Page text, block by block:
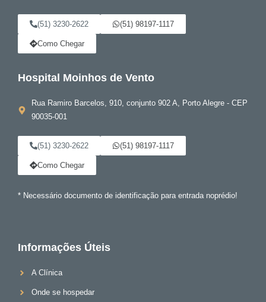
(51) 3230-2622 (51) 98197-1117
Como Chegar
Hospital Moinhos de Vento
Rua Ramiro Barcelos, 910, conjunto 902 A, Porto Alegre - CEP
90035-001
(51) 3230-2622 (51) 98197-1117
Como Chegar
* Necessário documento de identificação para entrada noprédio!
Informações Úteis
A Clínica
Onde se hospedar